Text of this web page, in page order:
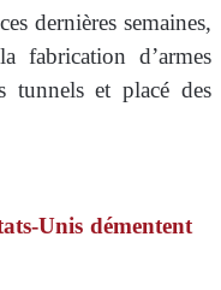
dernières semaines,
d’armes
tunnels et placé des
Unis démentent